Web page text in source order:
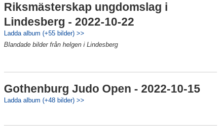
Riksmästerskap ungdomslag i
Lindesberg - 2022-10-22
Ladda album (+55 bilder) >>
Blandade bilder från helgen i Lindesberg
Gothenburg Judo Open - 2022-10-15
Ladda album (+48 bilder) >>